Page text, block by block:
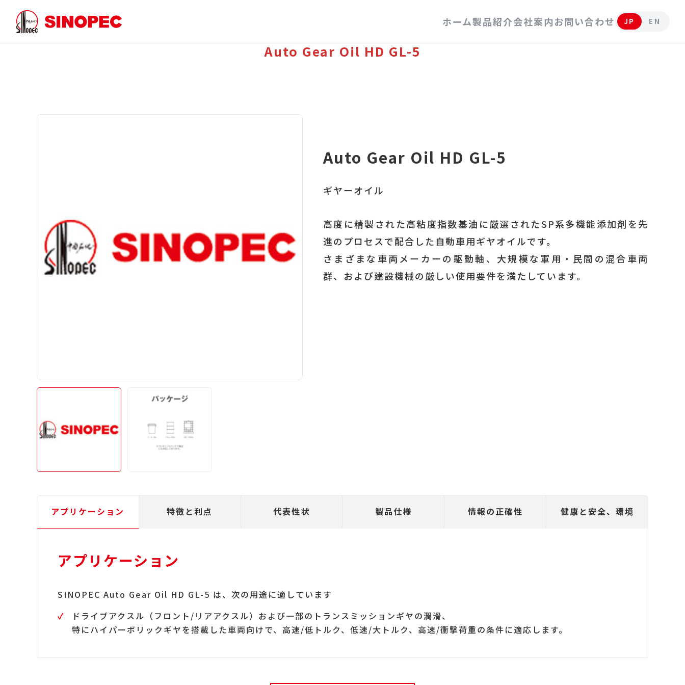
ホーム製品紹介会社案内お問い合わせ JP EN
Auto Gear Oil HD GL-5
Auto Gear Oil HD GL-5
ギヤーオイル
高度に精製された高粘度指数基油に厳選されたSP系多機能添加剤を先
進のプロセスで配合した自動車用ギヤオイルです。
さまざまな車両メーカーの駆動軸、大規模な軍用・民間の混合車両
群、および建設機械の厳しい使用要件を満たしています。
アプリケーション 特徴と利点 代表性状 製品仕様 情報の正確性 健康と安全、環境
アプリケーション
SINOPEC Auto Gear Oil HD GL-5 は、次の用途に適しています
ドライブアクスル（フロント/リアアクスル）および一部のトランスミッションギヤの潤滑、
特にハイパーボリックギヤを搭載した車両向けで、高速/低トルク、低速/大トルク、高速/衝撃荷重の条件に適応します。